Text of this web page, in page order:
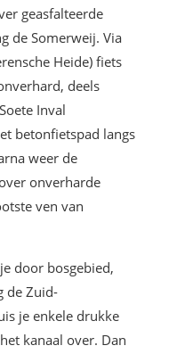
geasfalteerde
de Somerweij. Via
Heide) fiets
deels
Inval
betonfietspad langs
weer de
onverharde
ven van
door bosgebied,
de Zuid-
je enkele drukke
kanaal over. Dan